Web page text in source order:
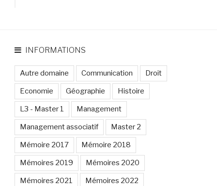
INFORMATIONS
Autre domaine Communication Droit
Economie Géographie Histoire
L3 - Master 1 Management
Management associatif Master 2
Mémoire 2017 Mémoire 2018
Mémoires 2019 Mémoires 2020
Mémoires 2021 Mémoires 2022